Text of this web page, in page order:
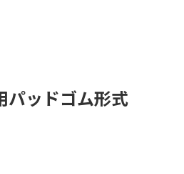
パッドゴム形式